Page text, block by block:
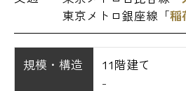
東京メトロ銀座線「稲
規模・構造
11階建て
-